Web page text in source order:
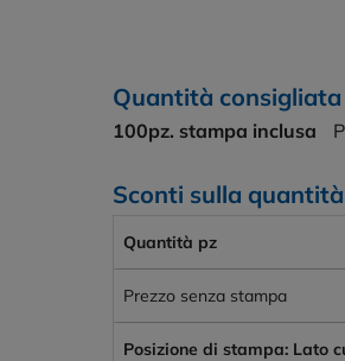
Quantità consigliata
100pz. stampa inclusa
Sconti sulla quantità
Quantità pz
Prezzo senza stampa
Posizione di stampa: Lato